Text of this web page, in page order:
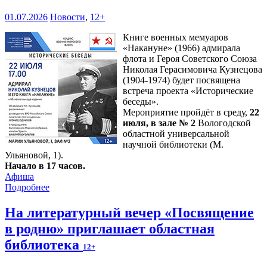
01.07.2026 Новости, 12+
Книге военных мемуаров
«Накануне» (1966) адмирала
флота и Героя Советского Союза
Николая Герасимовича Кузнецова
(1904-1974) будет посвящена
встреча проекта «Исторические
беседы».
Мероприятие пройдёт в среду, 22
июля, в зале № 2 Вологодской
областной универсальной
научной библиотеки (М.
Ульяновой, 1).
Начало в 17 часов.
Афиша
Подробнее
На литературный вечер «Посвящение
в родню» приглашает областная
библиотека 12+